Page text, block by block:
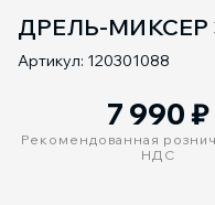
ДРЕЛЬ-МИКСЕР
Артикул: 120301088
7 990 ₽
Рекомендованная
НДС